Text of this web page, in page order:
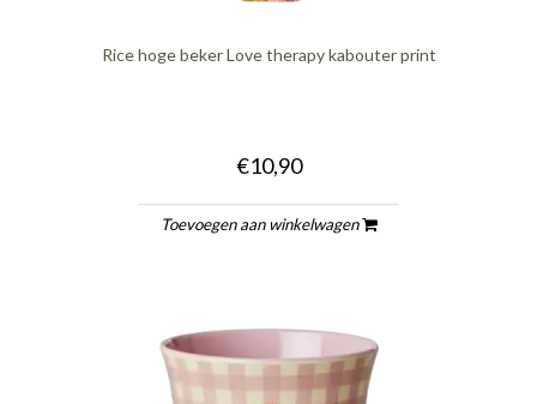
Rice hoge beker Love therapy kabouter print
€10,90
Toevoegen aan winkelwagen